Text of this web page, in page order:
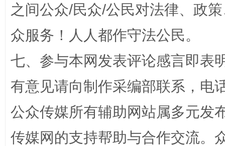
“蜀中异人”王建安的艺术幻境
之间公众/民众/公民对法律、政
众服务！人人都作守法公民。
七、参与本网发表评论感言即表
有意见请向制作采编部联系，电
公众传媒所有辅助网站属多元发
传媒网的支持帮助与合作交流。